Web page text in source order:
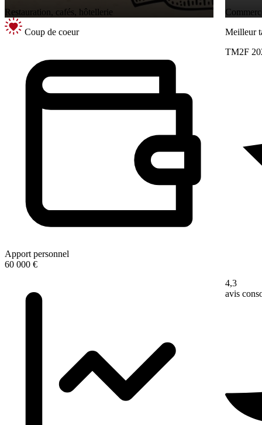
Restauration, cafés, hôtellerie
Coup de coeur
Apport personnel
60 000 €
Meilleur
TM2F
4,3
avis